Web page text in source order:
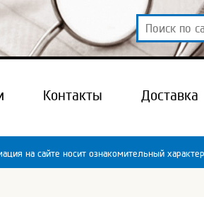
Контакты Доставка
на сайте носит ознакомительный